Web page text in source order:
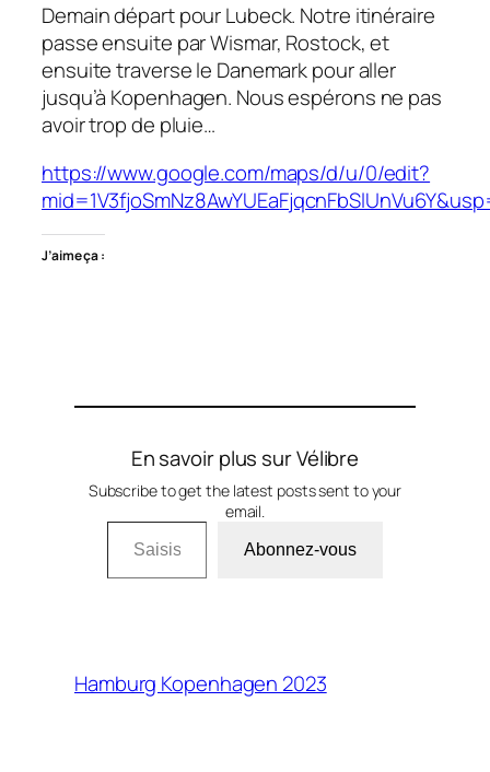
Demain départ pour Lubeck. Notre itinéraire
passe ensuite par Wismar, Rostock, et
ensuite traverse le Danemark pour aller
jusqu’à Kopenhagen. Nous espérons ne pas
avoir trop de pluie…
https://www.google.com/maps/d/u/0/edit?
J’aime ça :
En savoir plus sur Vélibre
Subscribe to get the latest posts sent to your
email.
Saisissez votre adresse e-mail…
Abonnez-vous
Hamburg Kopenhagen 2023